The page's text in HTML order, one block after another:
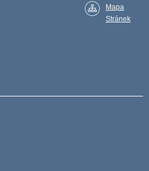
Mapa
Stránek